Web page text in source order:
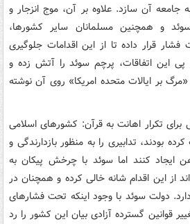
جامعه آن سازد. علاوه بر آن، ‌موج انزجار و
و همچنین مسلمانان سایر کشورها،
قرار داده تا از این اقدامات جلوگیری
پی این اتفاقات، ‌پرچم سوئد را آتش زده و
بر ایالات متحده امریکا» روی آن نوشته
برای تکرار اهانت به قرآن: کشورهای اسلامی
بودند، تدابیری را به منظور بازدارندگی و
ایجاد کنند اما سوئد با چرخش پیکان به
از این اقدام شانه خالی کرده و همچنان در
دولت سوئد با وجود اینکه تحت فشارهای
قوانین گسترده آزادی بیان این کشور را رد